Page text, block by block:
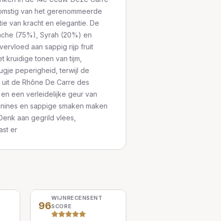
van het gerenommeerde
van kracht en elegantie. De
(75%), Syrah (20%) en
aan sappig rijp fruit
kruidige tonen van tijm,
peperigheid, terwijl de
de Rhône De Carre des
een verleidelijke geur van
en sappige smaken maken
aan gegrild vlees,
er
96
WIJNRECENSENT
SCORE